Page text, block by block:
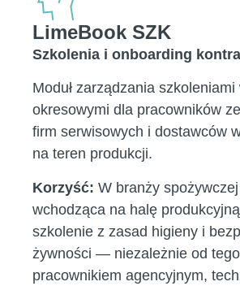
LimeBook SZK
Szkolenia i onboarding
Moduł zarządzania
okresowymi dla pracowników
firm serwisowych i dostawców
na teren produkcji.
Korzyść: W branży
wchodząca na halę
szkolenie z zasad higieny i
żywności — niezależnie od
pracownikiem agencyjnym,